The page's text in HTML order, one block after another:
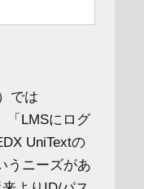
では
「LMSにログ
UniTextの
うニーズがあ